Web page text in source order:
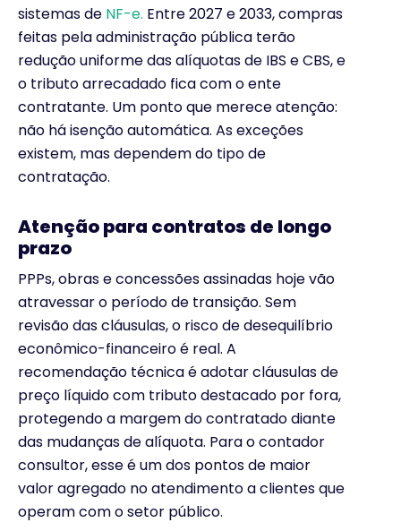
sistemas de NF-e. Entre 2027 e 2033, compras
feitas pela administração pública terão
redução uniforme das alíquotas de IBS e CBS, e
o tributo arrecadado fica com o ente
contratante. Um ponto que merece atenção:
não há isenção automática. As exceções
existem, mas dependem do tipo de
contratação.
Atenção para contratos de longo
prazo
PPPs, obras e concessões assinadas hoje vão
atravessar o período de transição. Sem
revisão das cláusulas, o risco de desequilíbrio
econômico-financeiro é real. A
recomendação técnica é adotar cláusulas de
preço líquido com tributo destacado por fora,
protegendo a margem do contratado diante
das mudanças de alíquota. Para o contador
consultor, esse é um dos pontos de maior
valor agregado no atendimento a clientes que
operam com o setor público.